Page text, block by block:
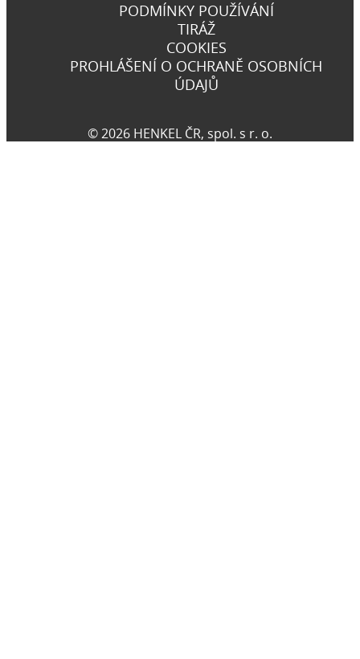
PODMÍNKY POUŽÍVÁNÍ
TIRÁŽ
COOKIES
PROHLÁŠENÍ O OCHRANĚ OSOBNÍCH
ÚDAJŮ
© 2026 HENKEL ČR, spol. s r. o.